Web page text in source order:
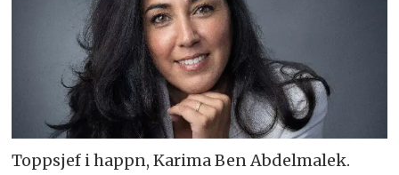
Toppsjef i happn, Karima Ben Abdelmalek.